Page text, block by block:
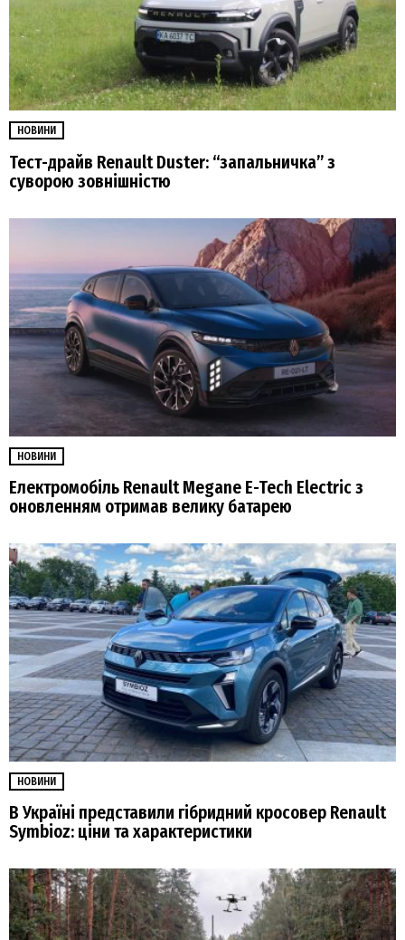
НОВИНИ
Тест-драйв Renault Duster: “запальничка” з
суворою зовнішністю
НОВИНИ
Електромобіль Renault Megane E-Tech Electric з
оновленням отримав велику батарею
НОВИНИ
В Україні представили гібридний кросовер Renault
Symbioz: ціни та характеристики